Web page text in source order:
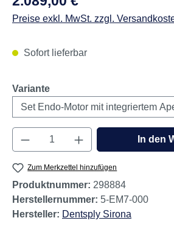
Preise exkl. MwSt. zzgl.
Sofort lieferbar
Varianteauswählen
Produkt Anzahl: Gib den
In den
Zum Merkzettel hinzufügen
Produktnummer: 298884
Herstellernummer: 5-EM7-000
Hersteller: Dentsply Sirona